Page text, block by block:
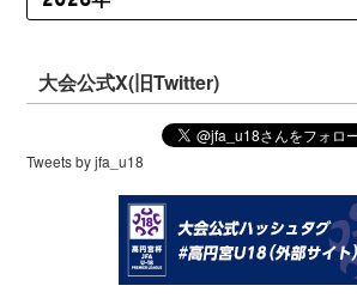
大会公式X(旧Twitter)
Tweets by jfa_u18